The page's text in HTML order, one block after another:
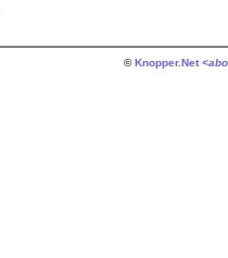
©Knopper.Net